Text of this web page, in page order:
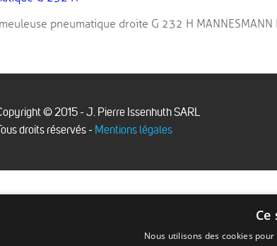
pneumatique droite G 232 H MANNESMANN
© 2015 - J. Pierre Issenhuth SARL
droits réservés - Mentions légales
Nous utilisons des cookies